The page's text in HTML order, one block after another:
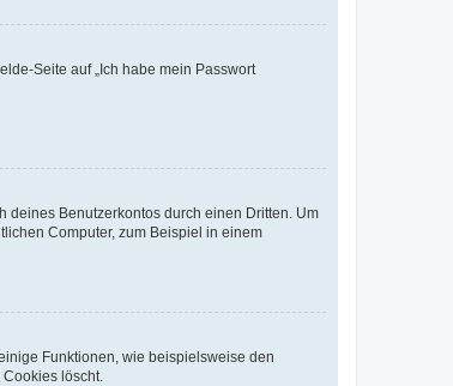
Seite auf „Ich habe mein Passwort
deines Benutzerkontos durch einen Dritten. Um
Computer, zum Beispiel in einem
Funktionen, wie beispielsweise den
löscht.